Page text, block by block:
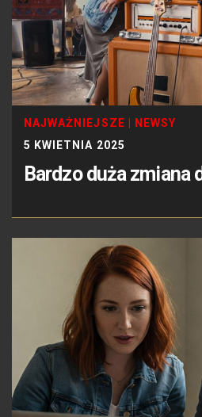
NAJWAŻNIEJSZE
NEWSY
5 KWIETNIA 2025
Bardzo duża zmiana